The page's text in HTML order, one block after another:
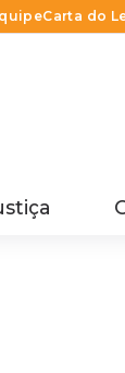
Carta do